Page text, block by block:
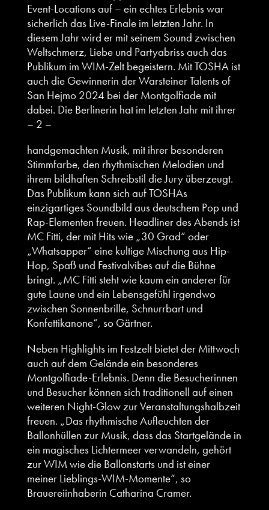
Event-Locations auf – ein echtes Erlebnis war
sicherlich das Live-Finale im letzten Jahr. In
diesem Jahr wird er mit seinem Sound zwischen
Weltschmerz, Liebe und Partyabriss auch das
Publikum im WIM-Zelt begeistern. Mit TOSHA ist
auch die Gewinnerin der Warsteiner Talents of
San Hejmo 2024 bei der Montgolfiade mit
dabei. Die Berlinerin hat im letzten Jahr mit ihrer
– 2 –
handgemachten Musik, mit ihrer besonderen
Stimmfarbe, den rhythmischen Melodien und
ihrem bildhaften Schreibstil die Jury überzeugt.
Das Publikum kann sich auf TOSHAs
einzigartiges Soundbild aus deutschem Pop und
Rap-Elementen freuen. Headliner des Abends ist
MC Fitti, der mit Hits wie „30 Grad“ oder
„Whatsapper“ eine kultige Mischung aus Hip-
Hop, Spaß und Festivalvibes auf die Bühne
bringt. „MC Fitti steht wie kaum ein anderer für
gute Laune und ein Lebensgefühl irgendwo
zwischen Sonnenbrille, Schnurrbart und
Konfettikanone“, so Gärtner.
Neben Highlights im Festzelt bietet der Mittwoch
auch auf dem Gelände ein besonderes
Montgolfiade-Erlebnis. Denn die Besucherinnen
und Besucher können sich traditionell auf einen
weiteren Night-Glow zur Veranstaltungshalbzeit
freuen. „Das rhythmische Aufleuchten der
Ballonhüllen zur Musik, dass das Startgelände in
ein magisches Lichtermeer verwandeln, gehört
zur WIM wie die Ballonstarts und ist einer
meiner Lieblings-WIM-Momente“, so
Brauereiinhaberin Catharina Cramer.